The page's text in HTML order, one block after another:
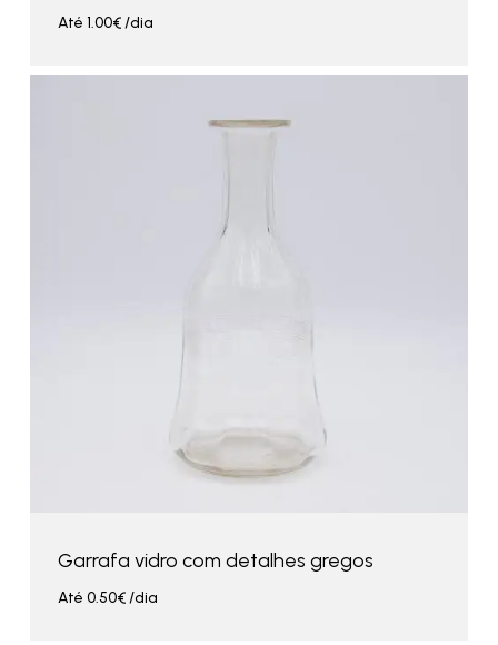
Até 1.00€/dia
Garrafa vidro com detalhes gregos
Até 0.50€/dia